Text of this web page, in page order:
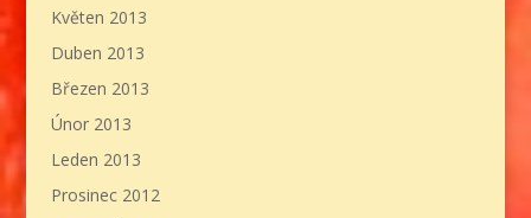
Květen 2013
Duben 2013
Březen 2013
Únor 2013
Leden 2013
Prosinec 2012